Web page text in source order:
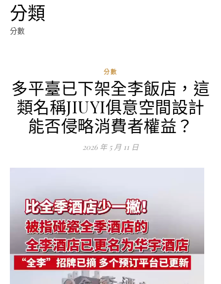
分類
分數
分數
多平臺已下架全李飯店，這
類名稱JIUYI俱意空間設計
能否侵略消費者權益？
2026 年 5 月 11 日